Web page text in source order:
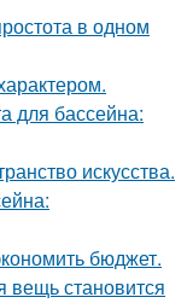
в одном
для бассейна:
искусства.
бюджет.
вещь становится